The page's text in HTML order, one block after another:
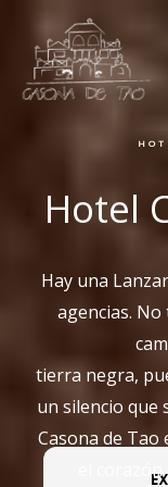
contenido
Hotel
Hay una
agencias.
tierra negra,
un silencio que
Casona de Tao
el